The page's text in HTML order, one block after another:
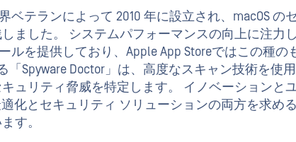
ベテランによって 2010 年に設立され、macOS の
ました。 システムパフォーマンスの向上に注力
ルを提供しており、Apple App Storeではこの種の
「Spyware Doctor」は、高度なスキャン技術を使
ュリティ脅威を特定します。 イノベーションと
化とセキュリティ ソリューションの両方を求め
す。